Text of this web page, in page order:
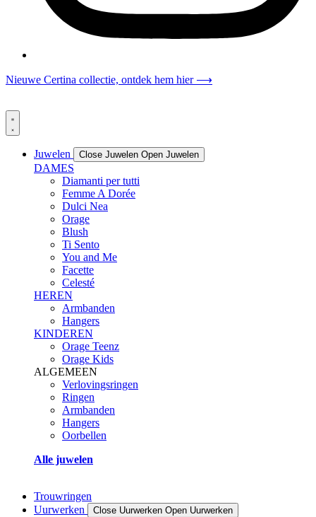
Nieuwe Certina collectie, ontdek hem hier ⟶
Juwelen Close Juwelen Open Juwelen
DAMES
Diamanti per tutti
Femme A Dorée
Dulci Nea
Orage
Blush
Ti Sento
You and Me
Facette
Celesté
HEREN
Armbanden
Hangers
KINDEREN
Orage Teenz
Orage Kids
ALGEMEEN
Verlovingsringen
Ringen
Armbanden
Hangers
Oorbellen
Alle juwelen
Trouwringen
Uurwerken
Close Uurwerken Open Uurwerken